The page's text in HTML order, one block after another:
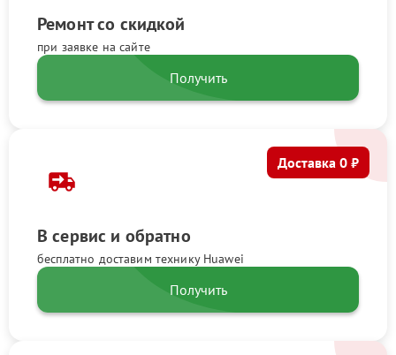
Ремонт со скидкой
при заявке на сайте
Получить
В сервис и обратно
бесплатно доставим технику Huawei
Доставка 0 ₽
Получить